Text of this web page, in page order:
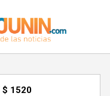
$ 1520